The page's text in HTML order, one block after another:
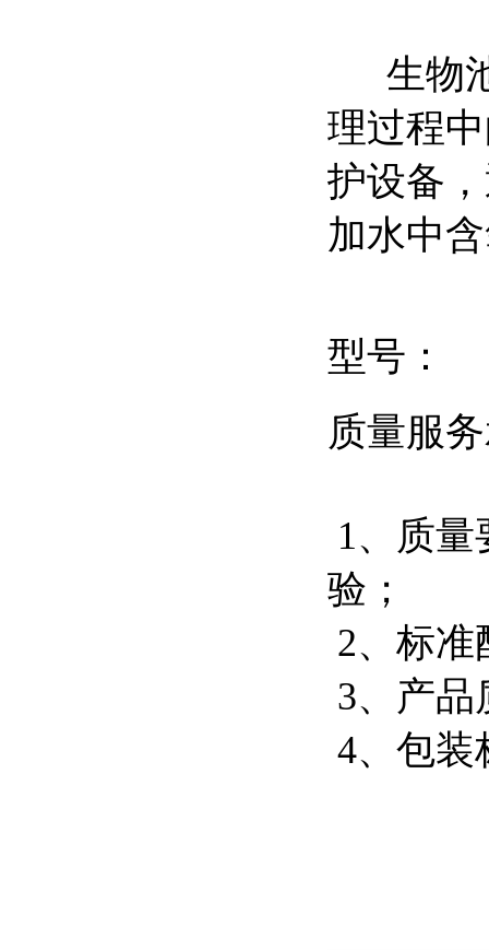
生物池
理过程
护设备
加水中
型号：
质量服
1、质
验；
2、标准
3、产品
4、包装